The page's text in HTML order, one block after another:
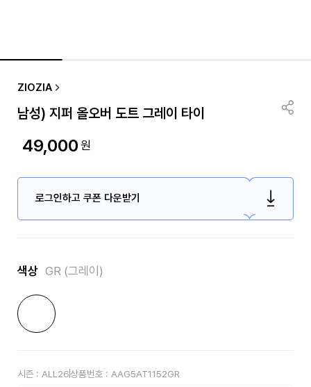
ZIOZIA
남성) 지퍼 올오버 도트 그레이 타이
49,000원
로그인하고 쿠폰 다운받기
색상 GR (그레이)
시즌 : ALL26상품번호 : AAG5AT1152GR